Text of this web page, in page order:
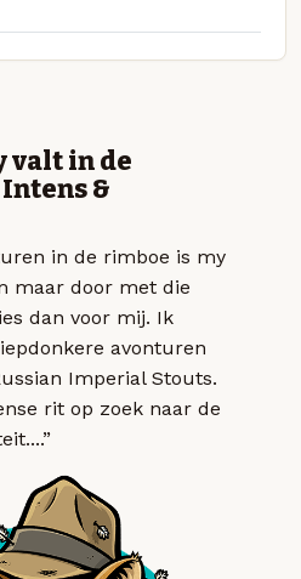
valt in de
&
in de rimboe is my
maar door met die
dan voor mij. Ik
avonturen
Imperial Stouts.
rit op zoek naar de